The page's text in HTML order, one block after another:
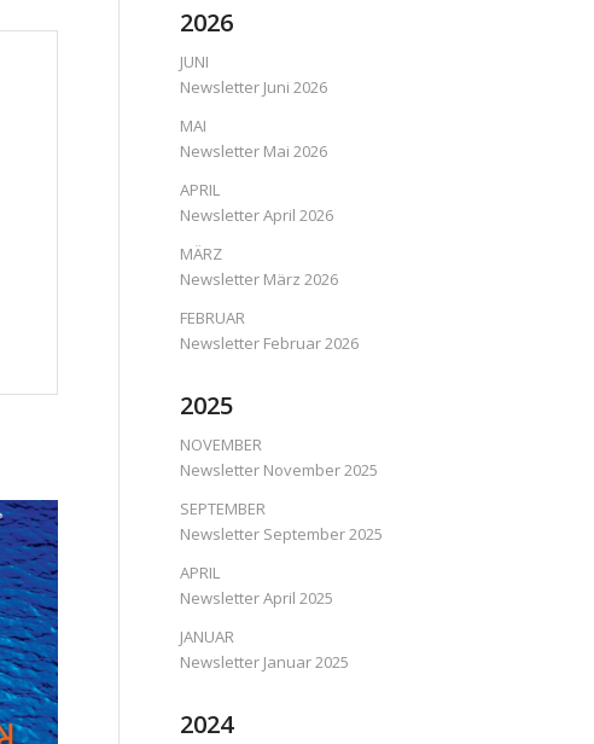
2026
JUNI
Newsletter Juni 2026
MAI
Newsletter Mai 2026
APRIL
Newsletter April 2026
MÄRZ
Newsletter März 2026
FEBRUAR
Newsletter Februar 2026
2025
NOVEMBER
Newsletter November 2025
SEPTEMBER
Newsletter September 2025
APRIL
Newsletter April 2025
JANUAR
Newsletter Januar 2025
2024